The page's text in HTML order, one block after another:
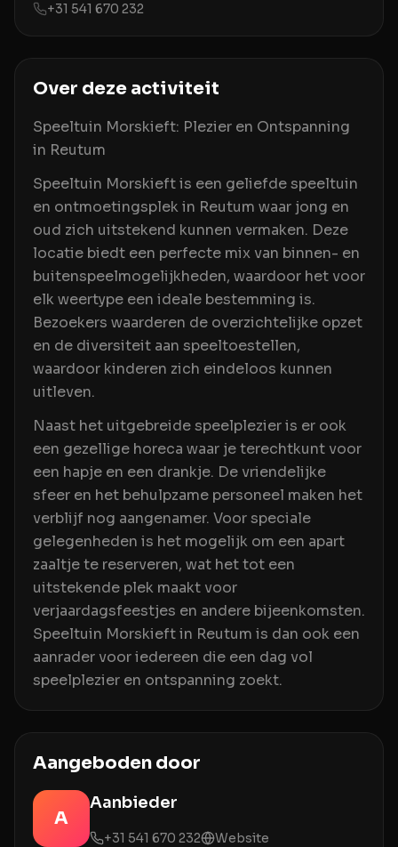
+31 541 670 232
Over deze activiteit
Speeltuin Morskieft: Plezier en Ontspanning
in Reutum
Speeltuin Morskieft is een geliefde speeltuin
en ontmoetingsplek in Reutum waar jong en
oud zich uitstekend kunnen vermaken. Deze
locatie biedt een perfecte mix van binnen- en
buitenspeelmogelijkheden, waardoor het voor
elk weertype een ideale bestemming is.
Bezoekers waarderen de overzichtelijke opzet
en de diversiteit aan speeltoestellen,
waardoor kinderen zich eindeloos kunnen
uitleven.
Naast het uitgebreide speelplezier is er ook
een gezellige horeca waar je terechtkunt voor
een hapje en een drankje. De vriendelijke
sfeer en het behulpzame personeel maken het
verblijf nog aangenamer. Voor speciale
gelegenheden is het mogelijk om een apart
zaaltje te reserveren, wat het tot een
uitstekende plek maakt voor
verjaardagsfeestjes en andere bijeenkomsten.
Speeltuin Morskieft in Reutum is dan ook een
aanrader voor iedereen die een dag vol
speelplezier en ontspanning zoekt.
Aangeboden door
A
Aanbieder
+31 541 670 232 Website